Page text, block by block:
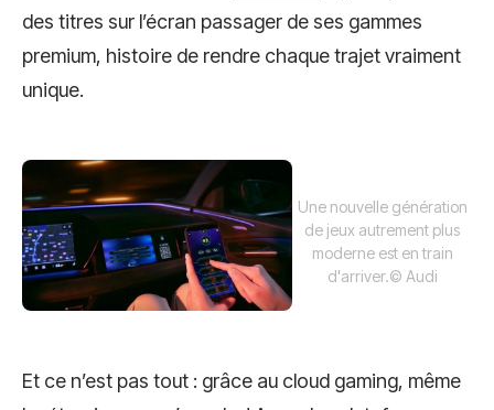
des titres sur l’écran passager de ses gammes
premium, histoire de rendre chaque trajet vraiment
unique.
Une nouvelle génération
de jeux autrement plus
moderne est en train
d'arriver.© Audi
Et ce n’est pas tout : grâce au cloud gaming, même